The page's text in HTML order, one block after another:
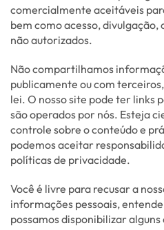
comercialmente aceitáveis
bem como acesso, divulgação,
não autorizados.
Não compartilhamos
publicamente ou com
lei. O nosso site pode ter links
são operados por nós. Esteja
controle sobre o conteúdo e
podemos aceitar
políticas de privacidade.
Você é livre para recusar a
informações pessoais,
possamos disponibilizar